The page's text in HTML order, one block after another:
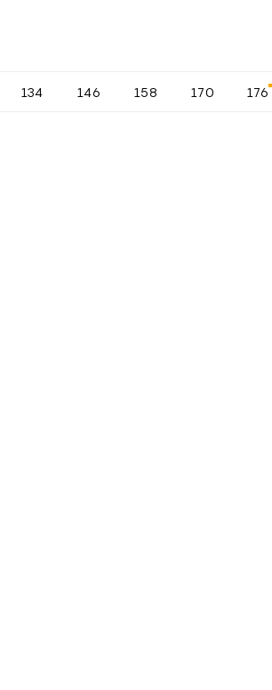
134 146 158 170 176